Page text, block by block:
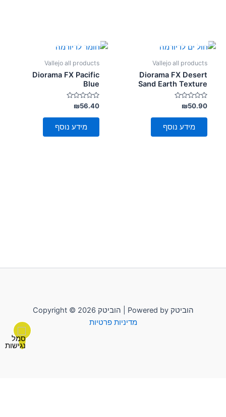
Vallejo all products
Diorama FX Desert
Sand Earth Texture
דורג
0
מתוך
₪50.90
מידע נוסף
Vallejo all products
Diorama FX Pacific
Blue
דורג
0
מתוך
₪56.40
מידע נוסף
Copyright © 2026 הוביטק | Powered by הוביטק
מדיניות פרטיות